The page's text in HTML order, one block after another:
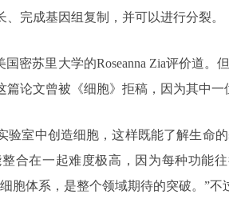
完成基因组复制，并可以进行分裂。
密苏里大学的Roseanna Zia评价道
论文曾被《细胞》拒稿，因为其中一
验室中创造细胞，这样既能了解生命
合在一起难度极高，因为每种功能
胞体系，是整个领域期待的突破。”不